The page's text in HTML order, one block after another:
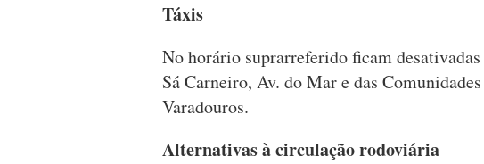
Táxis
No horário suprarreferido ficam
Sá Carneiro, Av. do Mar e das
Varadouros.
Alternativas à circulação rodoviária